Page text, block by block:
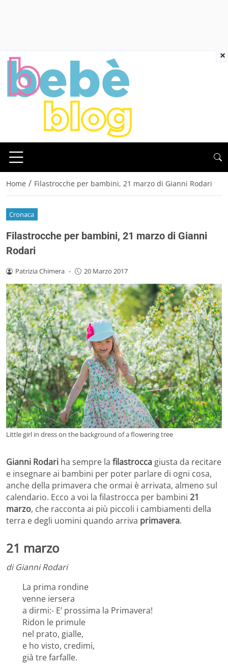
Home / Filastrocche per bambini, 21 marzo di Gianni Rodari
Cronaca
Filastrocche per bambini, 21 marzo di Gianni
Rodari
Patrizia Chimera - 20 Marzo 2017
Little girl in dress on the background of a flowering tree
Gianni Rodari ha sempre la filastrocca giusta da recitare
e insegnare ai bambini per poter parlare di ogni cosa,
anche della primavera che ormai è arrivata, almeno sul
calendario. Ecco a voi la filastrocca per bambini 21
marzo, che racconta ai più piccoli i cambiamenti della
terra e degli uomini quando arriva primavera.
21 marzo
di Gianni Rodari
La prima rondine
venne iersera
a dirmi:- E’ prossima la Primavera!
Ridon le primule
nel prato, gialle,
e ho visto, credimi,
già tre farfalle.
×